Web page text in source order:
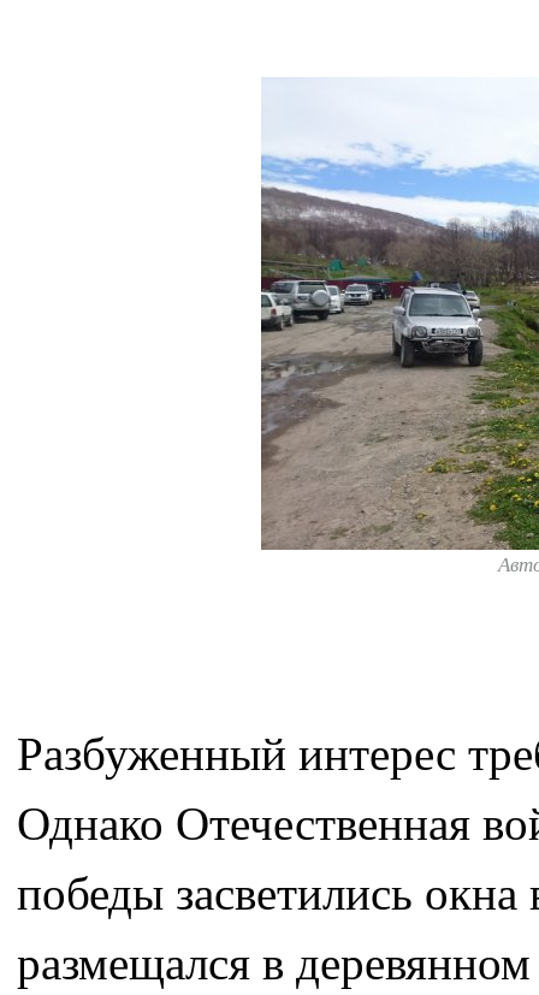
Разбуженный интерес
Однако Отечественная
победы засветились
размещался в